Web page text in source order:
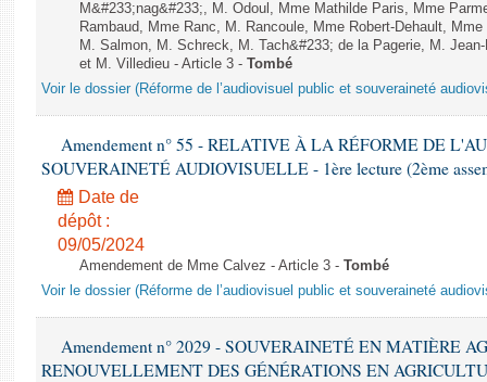
M&#233;nag&#233;, M. Odoul, Mme Mathilde Paris, Mme
Rambaud, Mme Ranc, M. Rancoule, Mme Robert-Dehault,
M. Salmon, M. Schreck, M. Tach&#233; de la Pagerie, M.
et M. Villedieu - Article 3 - Tombé
Voir le dossier (Réforme de l’audiovisuel public et souveraineté
Amendement n° 55 - RELATIVE À LA RÉFORME DE
SOUVERAINETÉ AUDIOVISUELLE - 1ère lecture (2ème
Date de
dépôt :
09/05/2024
Amendement de Mme Calvez - Article 3 - Tombé
Voir le dossier (Réforme de l’audiovisuel public et souveraineté
Amendement n° 2029 - SOUVERAINETÉ EN MATIÈRE
RENOUVELLEMENT DES GÉNÉRATIONS EN